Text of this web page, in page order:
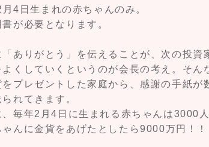
4日生まれの赤ちゃんのみ。
が必要となります。
ありがとう」を伝えることが、次の投資
くしていくというのが会長の考え。そん
をプレゼントした家庭から、感謝の手紙が
れてきます。
、毎年2月4日に生まれる赤ちゃんは3000
ゃんに金貨をあげたとしたら9000万円！！